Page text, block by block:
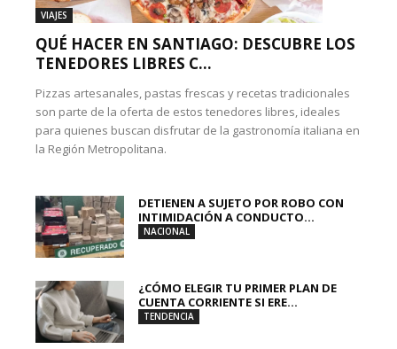
VIAJES
QUÉ HACER EN SANTIAGO: DESCUBRE LOS
TENEDORES LIBRES C...
Pizzas artesanales, pastas frescas y recetas tradicionales
son parte de la oferta de estos tenedores libres, ideales
para quienes buscan disfrutar de la gastronomía italiana en
la Región Metropolitana.
DETIENEN A SUJETO POR ROBO CON
INTIMIDACIÓN A CONDUCTO...
NACIONAL
¿CÓMO ELEGIR TU PRIMER PLAN DE
CUENTA CORRIENTE SI ERE...
TENDENCIA